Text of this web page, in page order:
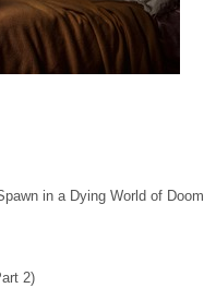
in a Dying World of Doom
2)